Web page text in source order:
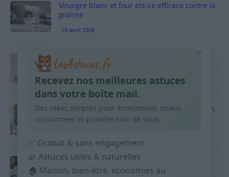
Vinaigre blanc et four est-ce efficace contre la
graisse
10 avril 2026
Taches pigmentaires : routine simple +
habitudes qui aident
9 avril 2026
Produits ménagers : comment économiser en
courses sans acheter 10 sprays
Budget mensuel : méthode rapide pour
répartir son salaire dès le jour de paie
×
Recevez nos meilleures astuces
dans votre boîte mail.
Des idées simples pour économiser, mieux
consommer et prendre soin de vous.
✅ Gratuit & sans engagement
🌿 Astuces utiles & naturelles
🏠 Maison, bien-être, économies au